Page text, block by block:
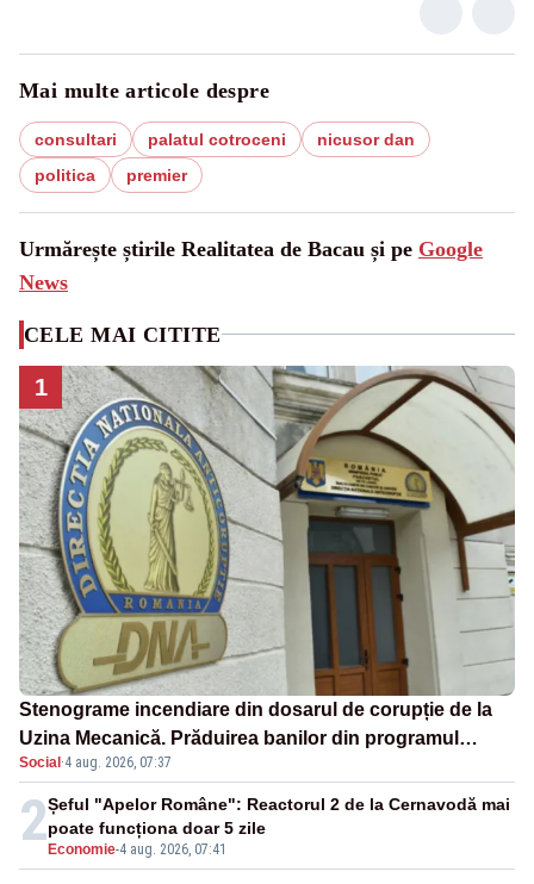
Mai multe articole despre
consultari palatul cotroceni
nicusor dan
politica
premier
Urmărește știrile Realitatea de Bacau și pe Google
News
CELE MAI CITITE
1
Stenograme incendiare din dosarul de corupție de la
Uzina Mecanică. Prăduirea banilor din programul
SAFE, interceptată de DNA
Social ·4 aug. 2026, 07:37
2 Economie-4 aug. 2026, 07:41
Șeful "Apelor Române": Reactorul 2 de la Cernavodă mai
poate funcționa doar 5 zile